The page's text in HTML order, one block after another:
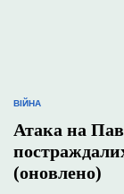
ОПУБЛІКУВАТИ
ВІЙНА
Атака на
(оновлено)